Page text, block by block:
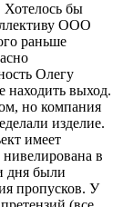
Хотелось бы
ООО
раньше
Олегу
находить выход.
но компания
изделие.
имеет
в
дня были
пропусков. У